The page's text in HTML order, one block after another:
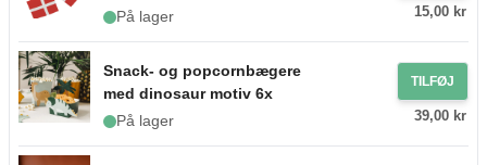
På lager
15,00 kr
Snack- og popcornbægere
med dinosaur motiv 6x
På lager
TILFØJ
39,00 kr